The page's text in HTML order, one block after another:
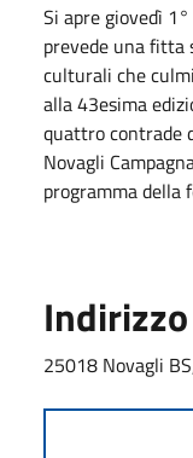
Si apre giovedì
prevede una
culturali che
alla 43esima
quattro contrade
Novagli
programma della
Indirizzo
25018 Novagli